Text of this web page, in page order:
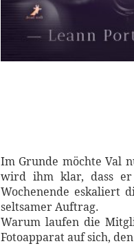
Im Grunde möchte Val
wird ihm klar, dass er
Wochenende eskaliert
seltsamer Auftrag.
Warum laufen die
Fotoapparat auf sich,